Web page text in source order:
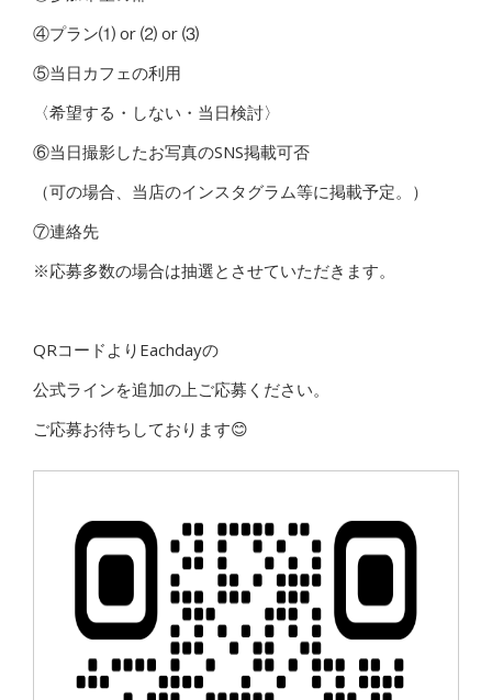
④プラン⑴ or ⑵ or ⑶
⑤当日カフェの利用
〈希望する・しない・当日検討〉
⑥当日撮影したお写真のSNS掲載可否
（可の場合、当店のインスタグラム等に掲載予定。）
⑦連絡先
※応募多数の場合は抽選とさせていただきます。
QRコードよりEachdayの
公式ラインを追加の上ご応募ください。
ご応募お待ちしております😊